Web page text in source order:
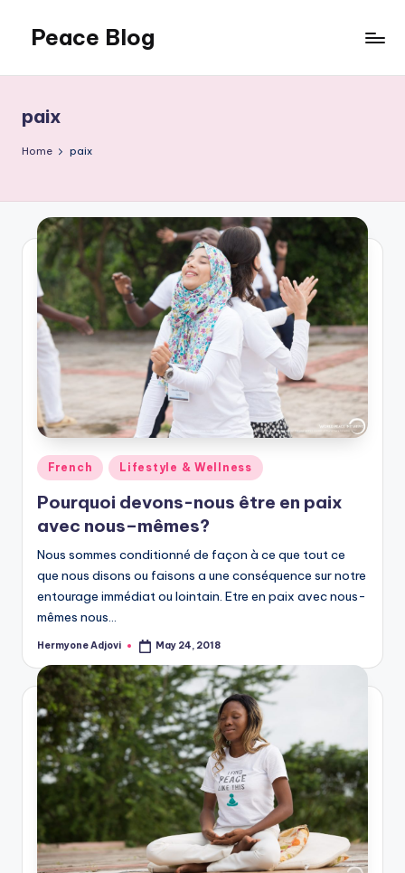
content
Peace Blog
Peace
Like
This
paix
Home paix
Posted
in
French Lifestyle & Wellness
Pourquoi devons-nous être en paix
avec nous–mêmes?
Nous sommes conditionné de façon à ce que tout ce
que nous disons ou faisons a une conséquence sur notre
entourage immédiat ou lointain. Etre en paix avec nous-
mêmes nous…
Posted
Hermyone Adjovi May 24, 2018